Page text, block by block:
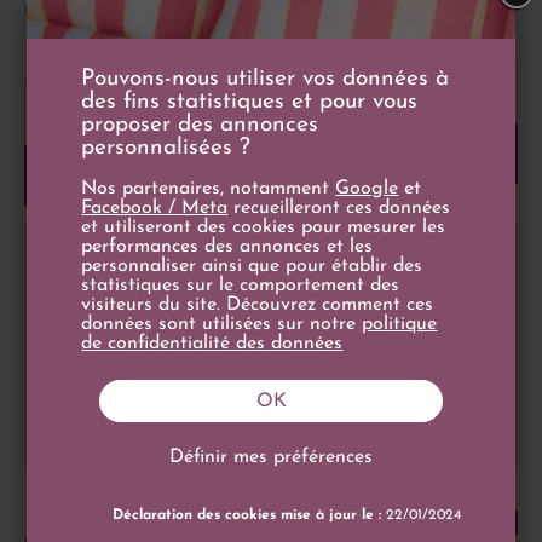
Château de Gironville 2015
+
-
Prix de base
75cl Prix
7,50 €
18/20
Pouvons-nous utiliser vos données à
des fins statistiques et pour vous
proposer des annonces
personnalisées ?
Nos partenaires, notamment Google et
Facebook / Meta recueilleront ces données
et utiliseront des cookies pour mesurer les
performances des annonces et les
personnaliser ainsi que pour établir des
statistiques sur le comportement des
visiteurs du site. Découvrez comment ces
données sont utilisées sur notre politique
de confidentialité des données
Définir mes préférences
OK
Déclaration des cookies mise à jour le :22/01/2024